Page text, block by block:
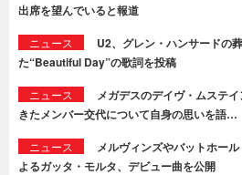
出席を望んでいると報道
ニュース
U2、グレン・ハンサードの
た“Beautiful Day”の歌詞を投稿
ニュース
メガデスのデイヴ・ムステ
きたメンバー交代について自身の思いを語…
ニュース
メルヴィンズやバットホー
よるガッタ・モルタ、デビュー曲を公開